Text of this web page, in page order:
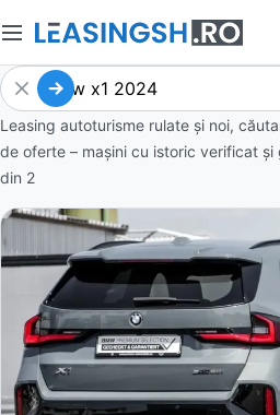
Leasing autoturisme rulate și noi,
de oferte – mașini cu istoric verificat
din 2